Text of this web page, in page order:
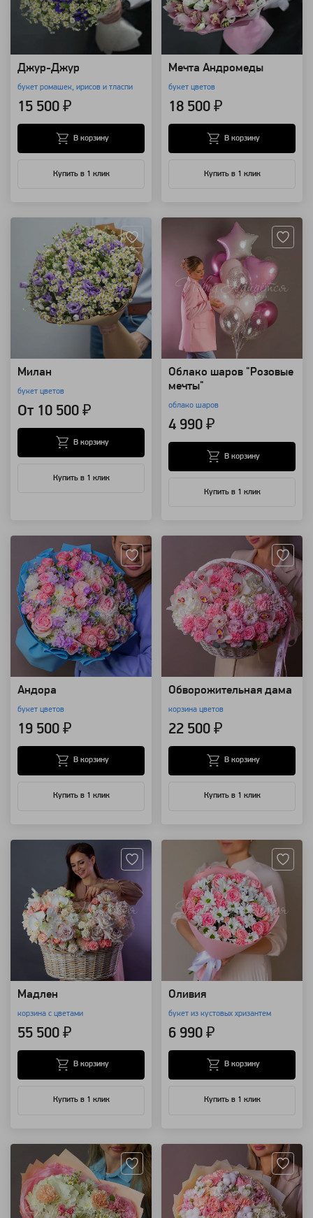
Джур-Джур
букет ромашек, ирисов и тласпи
15 500 ₽
Купить в 1 клик
В корзину
Мечта Андромеды
букет цветов
18 500 ₽
Купить в 1 клик
В корзину
Милан
букет цветов
От 10 500 ₽
Купить в 1 клик
В корзину
Облако шаров "Розовые
мечты"
облако шаров
4 990 ₽
Купить в 1 клик
В корзину
Андора
букет цветов
19 500 ₽
Купить в 1 клик
В корзину
Обворожительная дама
корзина цветов
22 500 ₽
Купить в 1 клик
В корзину
Мадлен
корзина с цветами
55 500 ₽
Купить в 1 клик
В корзину
Оливия
букет из кустовых хризантем
6 990 ₽
Купить в 1 клик
В корзину